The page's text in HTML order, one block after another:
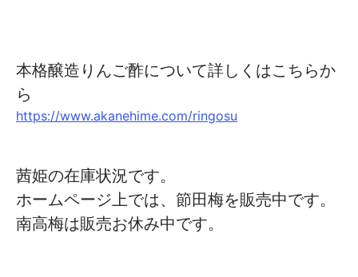
本格醸造りんご酢について詳しくはこちらか
ら
https://www.akanehime.com/ringosu
茜姫の在庫状況です。
ホームページ上では、節田梅を販売中です。
南高梅は販売お休み中です。